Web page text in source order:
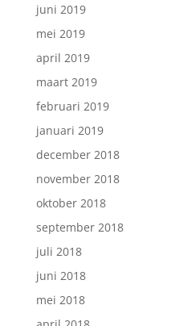
juni 2019
mei 2019
april 2019
maart 2019
februari 2019
januari 2019
december 2018
november 2018
oktober 2018
september 2018
juli 2018
juni 2018
mei 2018